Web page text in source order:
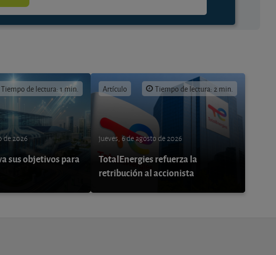
Tiempo de lectura: 1 min.
de 2026
sus objetivos para
Artículo Tiempo de lectura: 2 min.
jueves, 6 de agosto de 2026
TotalEnergies refuerza la
retribución al accionista